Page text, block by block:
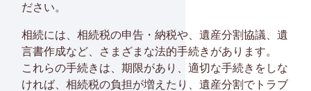
ださい。
相続には、相続税の申告・納税や、遺産分割協議、遺
言書作成など、さまざまな法的手続きがあります。
これらの手続きは、期限があり、適切な手続きをしな
ければ、相続税の負担が増えたり、遺産分割でトラブ